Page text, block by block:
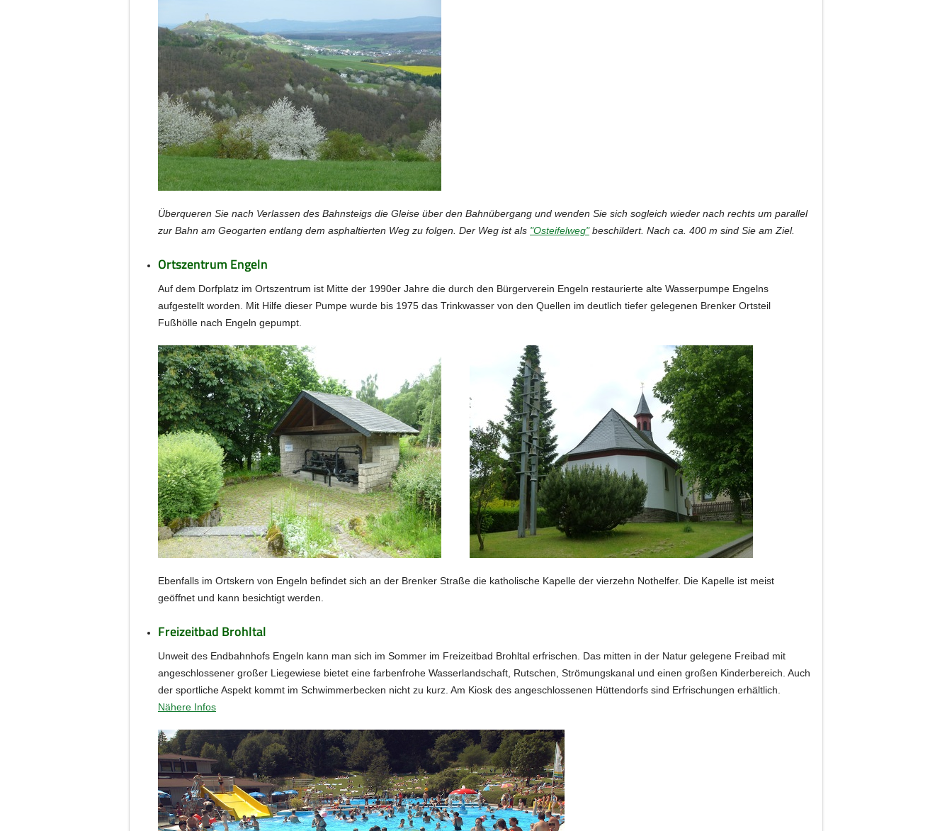
Überqueren Sie nach Verlassen des Bahnsteigs die Gleise über den Bahnübergang und wenden Sie sich sogleich wieder nach rechts um parallel
zur Bahn am Geogarten entlang dem asphaltierten Weg zu folgen. Der Weg ist als "Osteifelweg"beschildert. Nach ca. 400 m sind Sie am Ziel.
Ortszentrum Engeln
Auf dem Dorfplatz im Ortszentrum ist Mitte der 1990er Jahre die durch den Bürgerverein Engeln restaurierte alte Wasserpumpe Engelns
aufgestellt worden. Mit Hilfe dieser Pumpe wurde bis 1975 das Trinkwasser von den Quellen im deutlich tiefer gelegenen Brenker Ortsteil
Fußhölle nach Engeln gepumpt.
Ebenfalls im Ortskern von Engeln befindet sich an der Brenker Straße die katholische Kapelle der vierzehn Nothelfer. Die Kapelle ist meist
geöffnet und kann besichtigt werden.
Freizeitbad Brohltal
Unweit des Endbahnhofs Engeln kann man sich im Sommer im Freizeitbad Brohltal erfrischen. Das mitten in der Natur gelegene Freibad mit
angeschlossener großer Liegewiese bietet eine farbenfrohe Wasserlandschaft, Rutschen, Strömungskanal und einen großen Kinderbereich. Auch
der sportliche Aspekt kommt im Schwimmerbecken nicht zu kurz. Am Kiosk des angeschlossenen Hüttendorfs sind Erfrischungen erhältlich.
Nähere Infos